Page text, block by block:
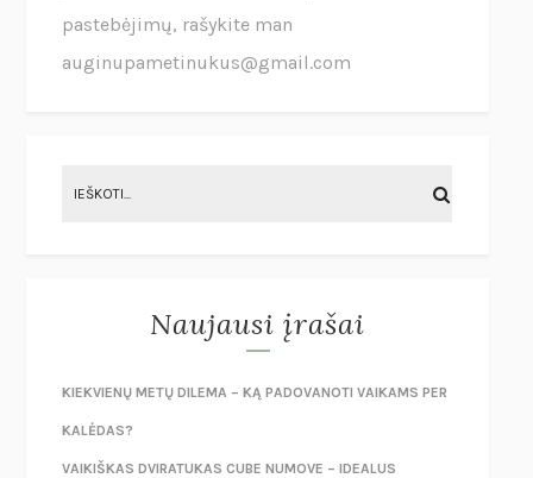
pastebėjimų, rašykite man
auginupametinukus@gmail.com
Naujausi įrašai
KIEKVIENŲ METŲ DILEMA – KĄ PADOVANOTI VAIKAMS PER
KALĖDAS?
VAIKIŠKAS DVIRATUKAS CUBE NUMOVE – IDEALUS